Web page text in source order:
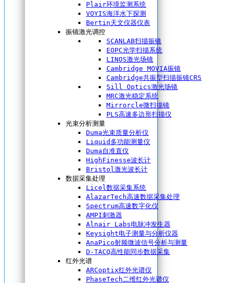
Plair环境监测系统
VOYIS海洋水下探测
Bertin天文仪器仪表
振镜激光调控
SCANLAB扫描振镜
EOPC光学扫描系统
LINOS激光场镜
Cambridge MOVIA振镜
Cambridge共振型扫描振镜CRS
Sill Optics激光场镜
MRC激光稳定系统
Mirrorcle微扫描镜
PLS高速多边形扫描仪
光束分析测量
Duma光束质量分析仪
Liquid多功能测量仪
Duma自准直仪
HighFinesse波长计
Bristol激光波长计
数据采集处理
Licel数据采集系统
AlazarTech高速数据采集处理
Spectrum高速数字化仪
AMPI刺激器
Alnair Labs电脉冲发生器
Keysight电子测量与分析仪器
AnaPico射频微波信号分析与测量
D-TACQ高性能同步数据采集
红外光谱
ARCoptix红外光谱仪
PhaseTech二维红外光谱仪